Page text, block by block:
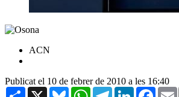
ACN
Publicat el 10 de febrer de 2010 a les 16:40
Share X BlueskyWhatsAppTelegramLinkedIn